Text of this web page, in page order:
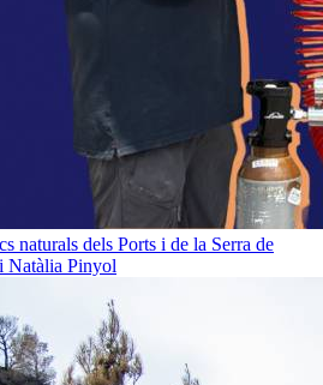
naturals dels Ports i de la Serra de
Natàlia Pinyol